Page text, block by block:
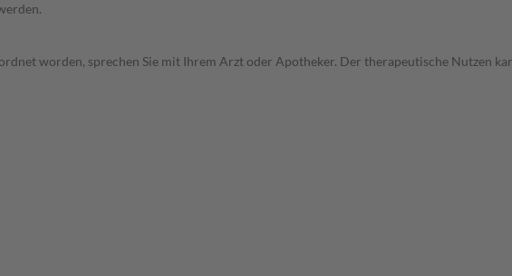
worden, sprechen Sie mit Ihrem Arzt oder Apotheker. Der therapeutische Nutzen